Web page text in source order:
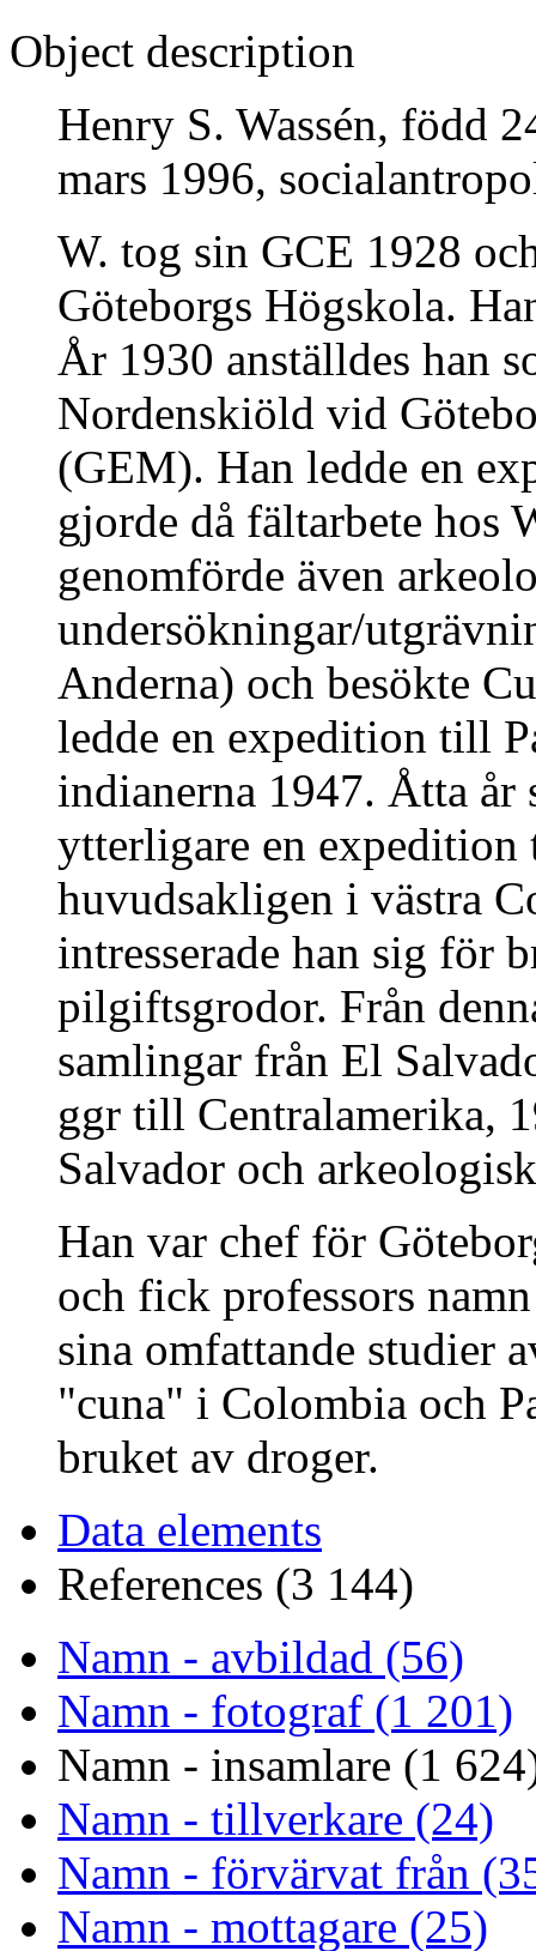
Object description
Henry S. Wassén, född
mars 1996,
W. tog sin GCE 1928
Göteborgs Högskola.
År 1930 anställdes han
Nordenskiöld vid
(GEM). Han ledde en
gjorde då fältarbete hos
genomförde även
undersökningar/
Anderna) och besökte
ledde en expedition till
indianerna 1947. Åtta år
ytterligare en
huvudsakligen i västra
intresserade han sig för
pilgiftsgrodor. Från
samlingar från El
ggr till Centralamerika,
Salvador och
Han var chef för
och fick professors
sina omfattande studier
"cuna" i Colombia och
bruket av droger.
Data elements
References (3 144)
Namn - avbildad (56)
Namn - fotograf (1 201)
Namn - insamlare (1
Namn - tillverkare (24)
Namn - förvärvat från
Namn - mottagare (25)